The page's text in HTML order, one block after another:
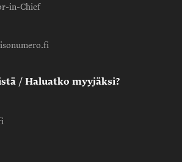
in-Chief
/ Haluatko myyjäksi?